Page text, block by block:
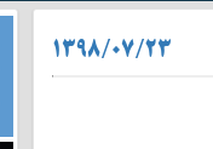
۱۳۹۸/۰۷/۲۳